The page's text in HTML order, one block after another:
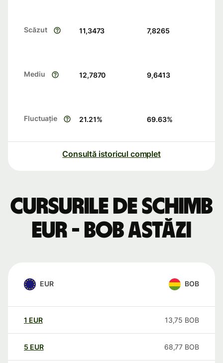
Scăzut 11,3473 7,8265
Mediu 12,7870 9,6413
Fluctuație 21.21% 69.63%
Consultă istoricul complet
Cursurile de schimb
EUR - BOB astăzi
EUR BOB
1 EUR 13,75 BOB
5 EUR 68,77 BOB